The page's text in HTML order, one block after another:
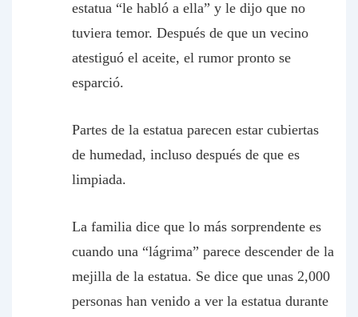
estatua “le habló a ella” y le dijo que no
tuviera temor. Después de que un vecino
atestiguó el aceite, el rumor pronto se
esparció.
Partes de la estatua parecen estar cubiertas
de humedad, incluso después de que es
limpiada.
La familia dice que lo más sorprendente es
cuando una “lágrima” parece descender de la
mejilla de la estatua. Se dice que unas 2,000
personas han venido a ver la estatua durante